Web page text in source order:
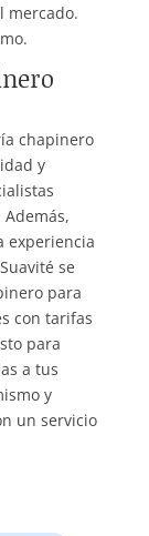
mercado.
chapinero
y
experiencia
se
para
con tarifas
para
a tus
y
un servicio